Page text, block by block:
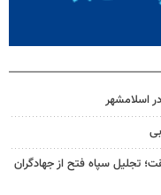
تجلیل سپاه فتح از جهادگران